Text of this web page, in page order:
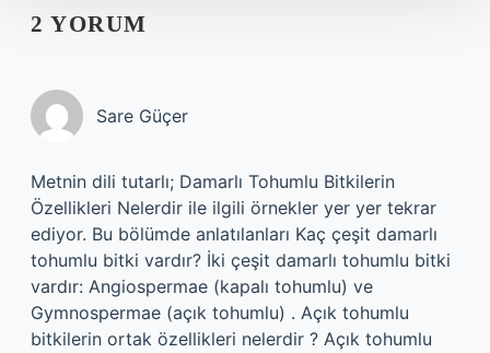
2 YORUM
Sare Güçer
Metnin dili tutarlı; Damarlı Tohumlu Bitkilerin
Özellikleri Nelerdir ile ilgili örnekler yer yer tekrar
ediyor. Bu bölümde anlatılanları Kaç çeşit damarlı
tohumlu bitki vardır? İki çeşit damarlı tohumlu bitki
vardır: Angiospermae (kapalı tohumlu) ve
Gymnospermae (açık tohumlu) . Açık tohumlu
bitkilerin ortak özellikleri nelerdir ? Açık tohumlu